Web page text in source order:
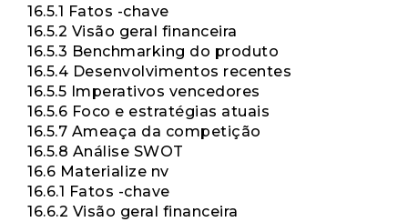
16.5.1 Fatos -chave
16.5.2 Visão geral financeira
16.5.3 Benchmarking do produto
16.5.4 Desenvolvimentos recentes
16.5.5 Imperativos vencedores
16.5.6 Foco e estratégias atuais
16.5.7 Ameaça da competição
16.5.8 Análise SWOT
16.6 Materialize nv
16.6.1 Fatos -chave
16.6.2 Visão geral financeira